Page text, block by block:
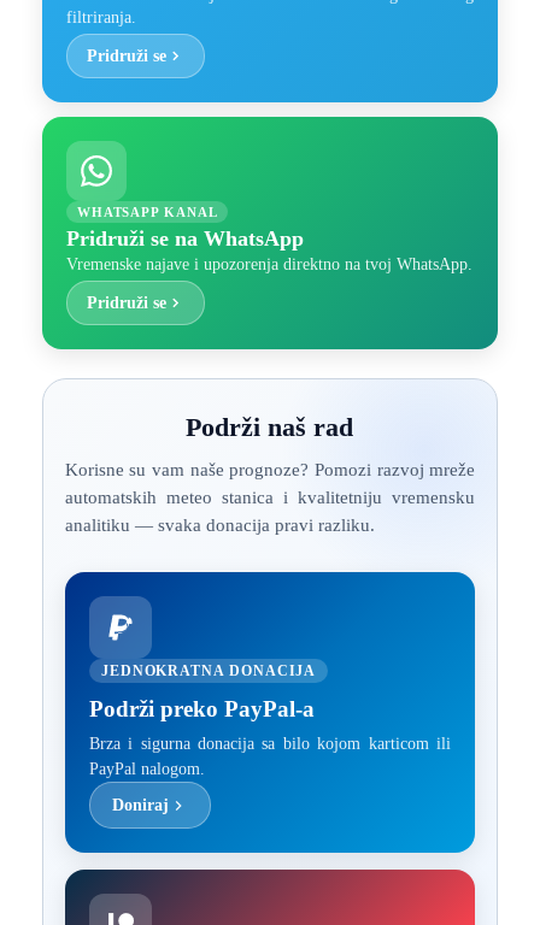
filtriranja.
Pridruži se
WHATSAPP KANAL
Pridruži se na WhatsApp
Vremenske najave i upozorenja direktno na tvoj WhatsApp.
Pridruži se
Podrži naš rad
Korisne su vam naše prognoze? Pomozi razvoj mreže
automatskih meteo stanica i kvalitetniju vremensku
analitiku — svaka donacija pravi razliku.
JEDNOKRATNA DONACIJA
Podrži preko PayPal-a
Brza i sigurna donacija sa bilo kojom karticom ili
PayPal nalogom.
Doniraj